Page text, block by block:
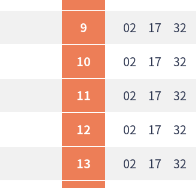
9
02 17 32
10
02 17 32
11
02 17 32
12
02 17 32
13
02 17 32